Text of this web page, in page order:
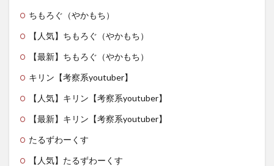
ちもろぐ（やかもち）
【人気】ちもろぐ（やかもち）
【最新】ちもろぐ（やかもち）
キリン【考察系youtuber】
【人気】キリン【考察系youtuber】
【最新】キリン【考察系youtuber】
たるずわーくす
【人気】たるずわーくす